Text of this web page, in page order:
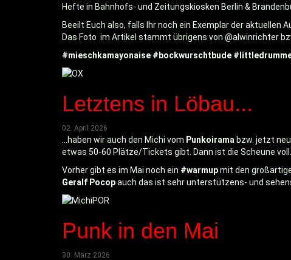
Hefte in Bahnhofs- und Zeitungskiosken Berlin &
Beeilt Euch also, falls Ihr noch ein Exemplar der aktuellen
Das Foto im Artikel stammt übrigens von @alwinrichter
#mieschkamayonaise #bockwurschtbude
Letztens in Löbau...
02. April 2026
...haben wir auch den Michi vom Punkoirama bzw. jetzt neu
etwas 50-60 Plätze/Tickets gibt. Dann ist die Scheune
Vorher gibt es im Mai noch ein #warmupmit den
Geralf Pocopauch das ist sehr unterstützens- und
Punk in den Mai
30. März 2026